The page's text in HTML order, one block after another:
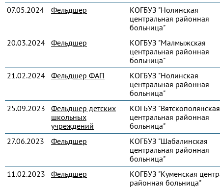
07.05.2024
Фельдшер
КОГБУЗ "Нолинская
центральная районная
больница"
20.03.2024 Фельдшер
КОГБУЗ "Малмыжская
центральная районная
больница"
21.02.2024 Фельдшер ФАП
КОГБУЗ "Нолинская
центральная районная
больница"
25.09.2023
Фельдшер детских
школьных
учреждений
КОГБУЗ "Вятскополянская
центральная районная
больница"
27.06.2023
Фельдшер
КОГБУЗ "Шабалинская
центральная районная
больница"
11.02.2023
Фельдшер
КОГБУЗ "Куменская
районная больница"